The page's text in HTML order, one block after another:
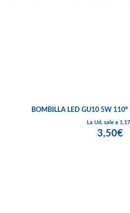
BOMBILLA LED GU10 5W
La Ud. sale a
3,50€